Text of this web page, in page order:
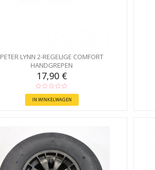
PETER LYNN 2-REGELIGE COMFORT
HANDGREPEN
17,90 €
IN WINKELWAGEN